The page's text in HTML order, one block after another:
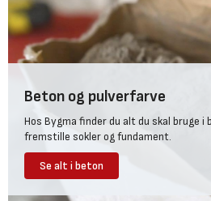
Beton og pulverfarve
Hos Bygma finder du alt du skal bruge
fremstille sokler og fundament.
Se alt i beton